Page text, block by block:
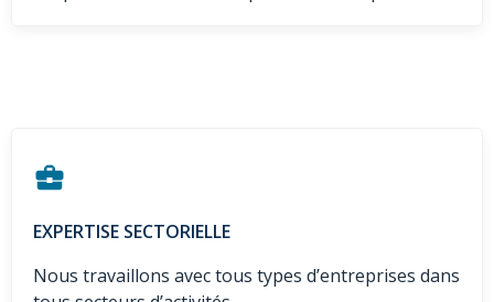
EXPERTISE SECTORIELLE
Nous travaillons avec tous types d’entreprises dans